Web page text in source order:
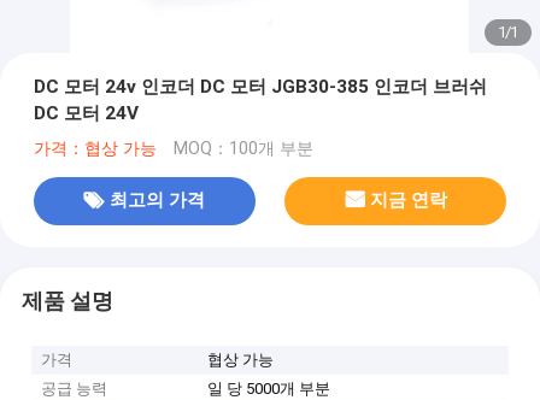
1/1
DC 모터 24v 인코더 DC 모터 JGB30-385 인코더 브러쉬
DC 모터 24V
가격：협상 가능 MOQ：100개 부분
최고의 가격 지금 연락
제품 설명
가격
협상 가능
공급 능력
일 당 5000개 부분